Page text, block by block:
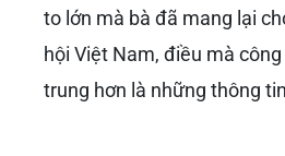
to lớn mà bà đã mang lại
hội Việt Nam, điều mà
trung hơn là những thông